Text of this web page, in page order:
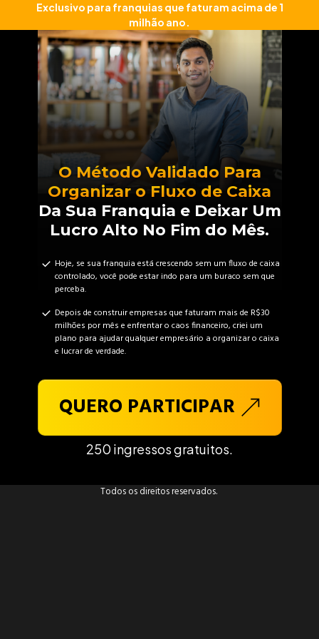
Exclusivo para franquias que faturam acima de 1
milhão ano.
O Método Validado Para
Organizar o Fluxo de Caixa
Da Sua Franquia e Deixar Um
Lucro Alto No Fim do Mês.
Hoje, se sua franquia está crescendo sem um fluxo de caixa
controlado, você pode estar indo para um buraco sem que
perceba.
Depois de construir empresas que faturam mais de R$30
milhões por mês e enfrentar o caos financeiro, criei um
plano para ajudar qualquer empresário a organizar o caixa
e lucrar de verdade.
QUERO PARTICIPAR
250 ingressos gratuitos.
Todos os direitos reservados.